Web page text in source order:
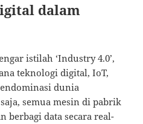
dalam
istilah ‘Industry 4.0’,
teknologi digital, IoT,
dunia
semua mesin di pabrik
berbagi data secara real-